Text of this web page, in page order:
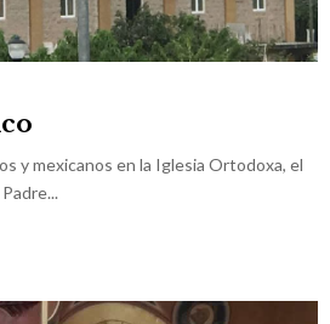
y mexicanos en la Iglesia Ortodoxa, el